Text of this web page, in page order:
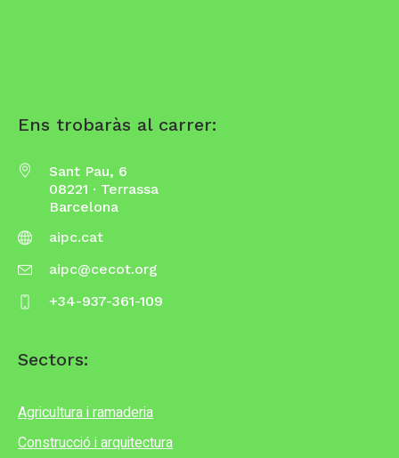
Ens trobaràs al carrer:
Sant Pau, 6
08221 · Terrassa
Barcelona
aipc.cat
aipc@cecot.org
+34-937-361-109
Sectors:
Agricultura i ramaderia
Construcció i arquitectura